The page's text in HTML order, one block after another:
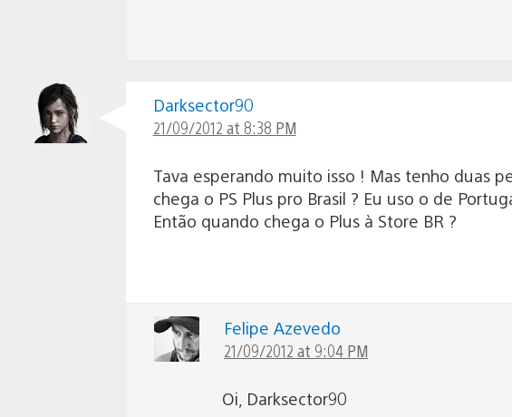
Darksector90
21/09/2012 at 8:38 PM
Tava esperando muito isso ! Mas tenho duas
chega o PS Plus pro Brasil ? Eu uso o de
Então quando chega o Plus à Store BR ?
Felipe Azevedo
21/09/2012 at 9:04 PM
Oi, Darksector90